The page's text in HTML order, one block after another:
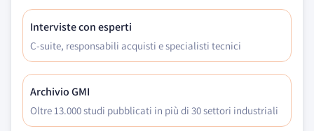
Interviste con esperti
C-suite, responsabili acquisti e specialisti tecnici
Archivio GMI
Oltre 13.000 studi pubblicati in più di 30 settori industriali